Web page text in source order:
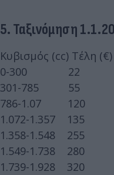
5. Ταξινόμηση
Κυβισμός (cc) Τέλη (€)
0-300 22
301-785 55
786-1.07 120
1.072-1.357 135
1.358-1.548 255
1.549-1.738 280
1.739-1.928 320